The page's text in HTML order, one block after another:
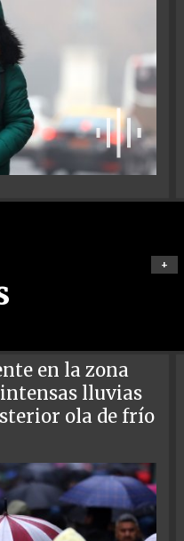
+
en la zona
lluvias
ola de frío